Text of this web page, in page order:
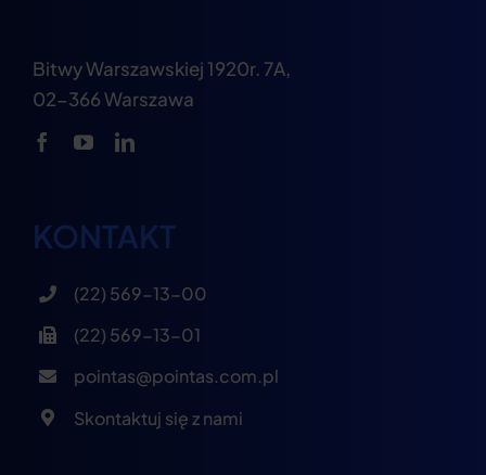
Bitwy Warszawskiej 1920r. 7A,
02-366 Warszawa
KONTAKT
(22) 569-13-00
(22) 569-13-01
pointas@pointas.com.pl
Skontaktuj się z nami